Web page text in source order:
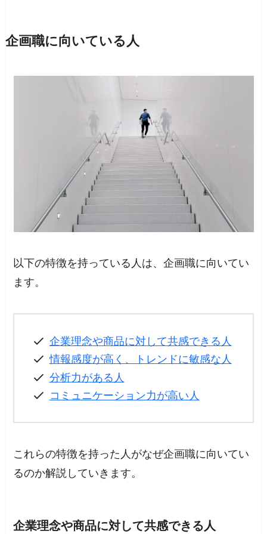
企画職に向いている人
以下の特徴を持っている人は、企画職に向いてい
ます。
企業理念や商品に対して共感できる人
情報感度が高く、トレンドに敏感な人
分析力がある人
コミュニケーション力が高い人
これらの特徴を持った人がなぜ企画職に向いてい
るのか解説していきます。
企業理念や商品に対して共感できる人